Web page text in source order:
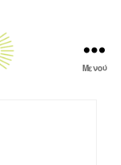
Μενού